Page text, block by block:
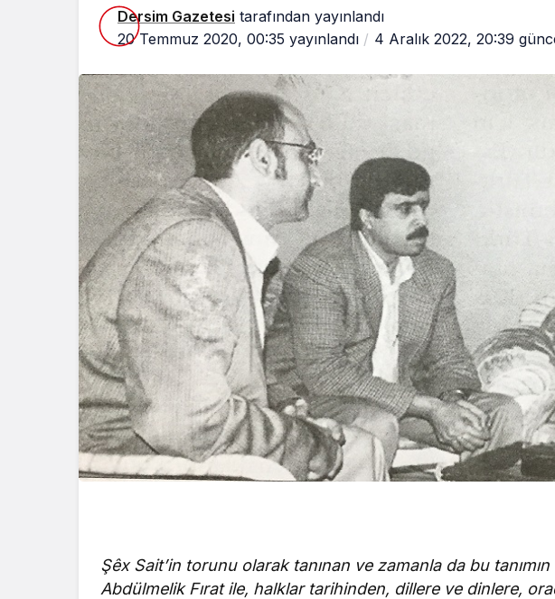
Dersim Gazetesi tarafından yayınlandı
20 Temmuz 2020, 00:35 yayınlandı 4 Aralık 2022, 20:39
Şêx Sait’in torunu olarak tanınan ve zamanla da bu
Abdülmelik Fırat ile, halklar tarihinden, dillere ve dinlere,
Avrupa’da yetişen
çocuklar,
konser verdi